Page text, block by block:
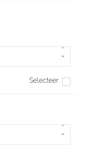
▾
Selecteer
▾